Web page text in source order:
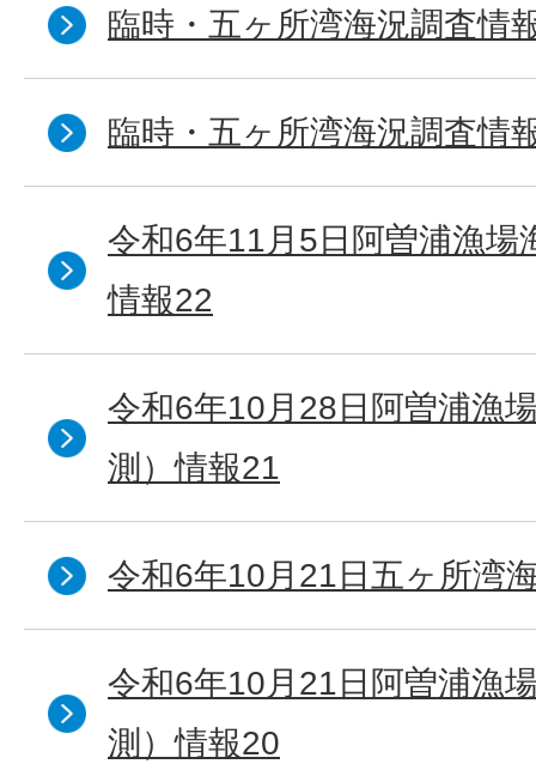
臨時・五ヶ所湾海況調査情
臨時・五ヶ所湾海況調査情
令和6年11月5日阿曽浦漁場
情報22
令和6年10月28日阿曽浦漁
測）情報21
令和6年10月21日五ヶ所湾
令和6年10月21日阿曽浦漁
測）情報20